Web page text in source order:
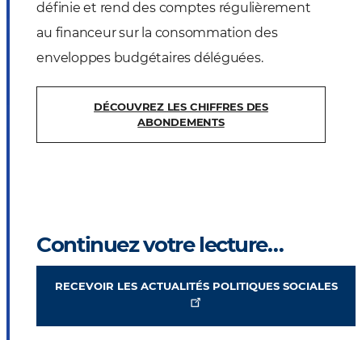
définie et rend des comptes régulièrement
au financeur sur la consommation des
enveloppes budgétaires déléguées.
DÉCOUVREZ LES CHIFFRES DES
ABONDEMENTS
Continuez votre lecture…
RECEVOIR LES ACTUALITÉS POLITIQUES SOCIALES